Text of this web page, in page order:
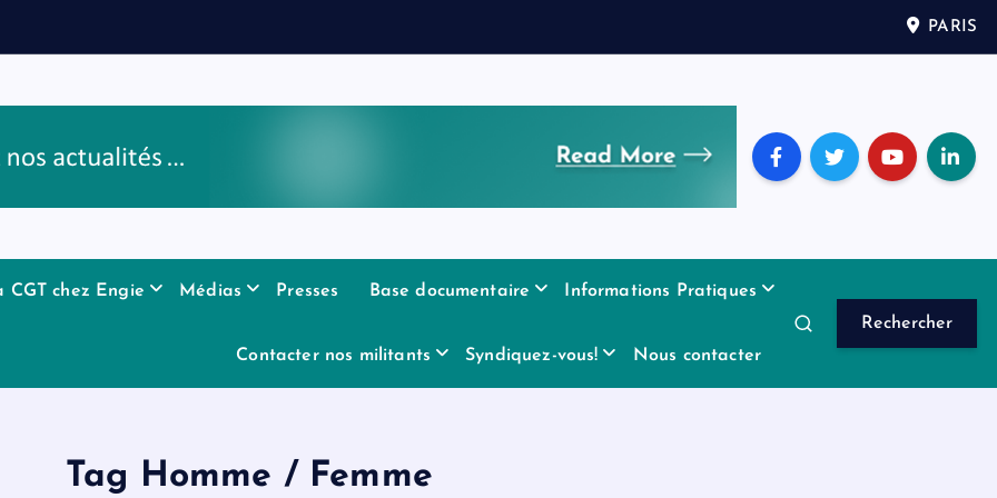
PARIS
CGT chez Engie Médias Presses Base documentaire Informations Pratiques
Contacter nos militants Syndiquez-vous! Nous contacter
Rechercher
Tag Homme / Femme